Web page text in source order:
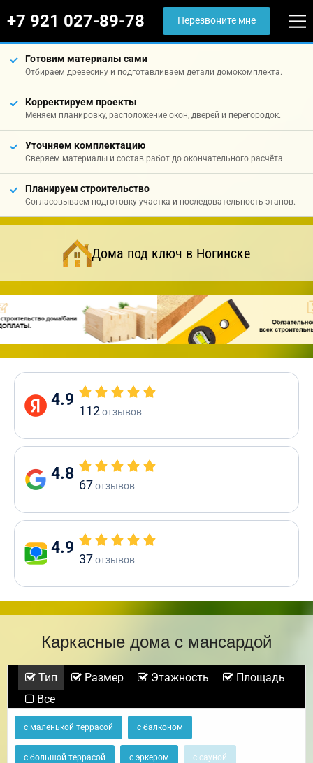
+7 921 027-89-78 Перезвоните мне
Готовим материалы сами
Отбираем древесину и подготавливаем детали домокомплекта.
Корректируем проекты
Меняем планировку, расположение окон, дверей и перегородок.
Уточняем комплектацию
Сверяем материалы и состав работ до окончательного расчёта.
Планируем строительство
Согласовываем подготовку участка и последовательность этапов.
Дома под ключ в Ногинске
4.9
112отзывов
4.8
67отзывов
4.9
37отзывов
Каркасные дома с мансардой
Тип Размер Этажность
Площадь
Все
с маленькой террасой с балконом
с большой террасой с эркером с сауной